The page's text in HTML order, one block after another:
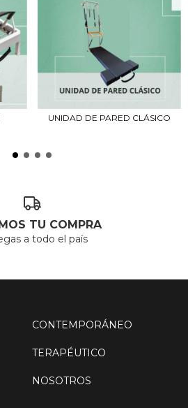
UNIDAD DE PARED CLÁSICO
TU COMPRA
a todo el país
CONTEMPORÁNEO
TERAPÉUTICO
NOSOTROS